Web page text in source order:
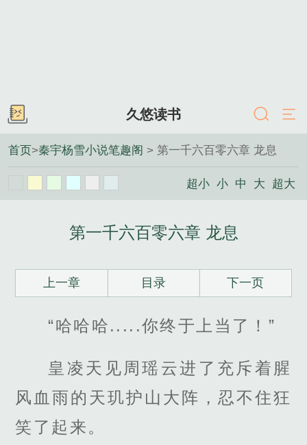
久悠读书
首页>秦宇杨雪小说笔趣阁 > 第一千六百零六章 龙息
超小 小 中 大 超大
第一千六百零六章 龙息
上一章 目录 下一页
“哈哈哈.....你终于上当了！”
皇凌天见周瑶云进了充斥着腥
风血雨的天玑护山大阵，忍不住狂
笑了起来。